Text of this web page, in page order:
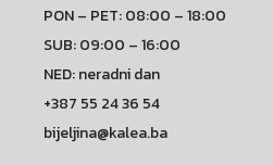
PON – PET: 08:00 – 18:00
SUB: 09:00 – 16:00
NED: neradni dan
+387 55 24 36 54
bijeljina@kalea.ba